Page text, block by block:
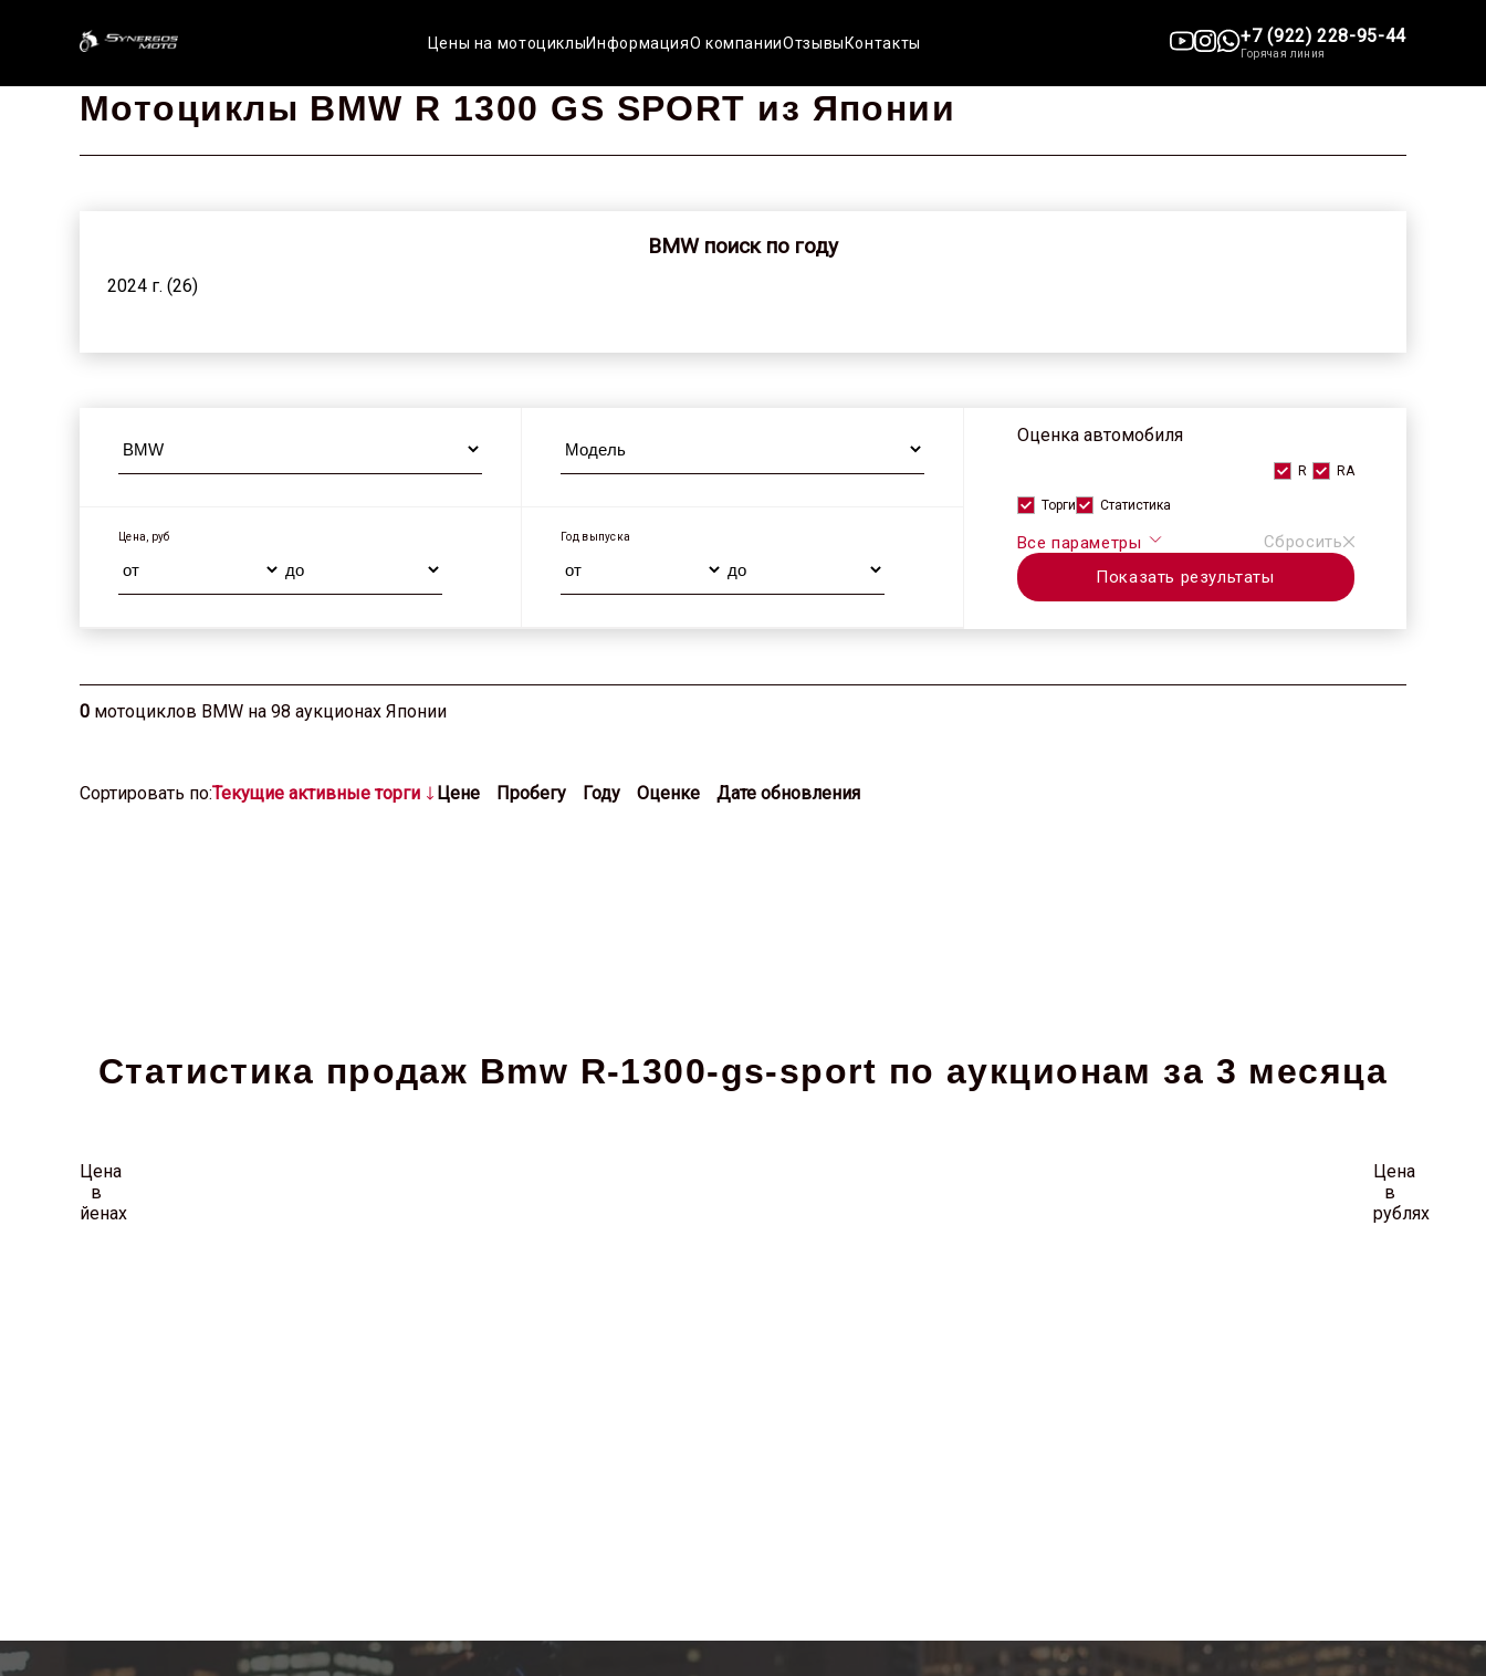
Цены на мотоциклыИнформацияО компанииОтзывы Контакты +7 (922) 228-95-44
Горячая линия
Мотоциклы BMW R 1300 GS SPORT из Японии
BMW поиск по году
2024 г. (26)
Цена, руб Год выпуска
Оценка автомобиля
R RA
Торги Статистика
Все параметры
Сбросить
Показать результаты
0 мотоциклов BMW на 98 аукционах Японии
Cортировать по:Текущие активные торги Цене Пробегу Году Оценке Дате обновления
Статистика продаж Bmw R-1300-gs-sport по аукционам за 3 месяца
Цена
в
йенах
Цена
в
рублях